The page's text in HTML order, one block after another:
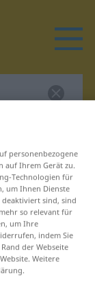
für
personenbezogene
auf Ihrem Gerät zu.
Technologien für
um Ihnen Dienste
sind, sind
so relevant für
um Ihre
indem Sie
der Webseite
Weitere